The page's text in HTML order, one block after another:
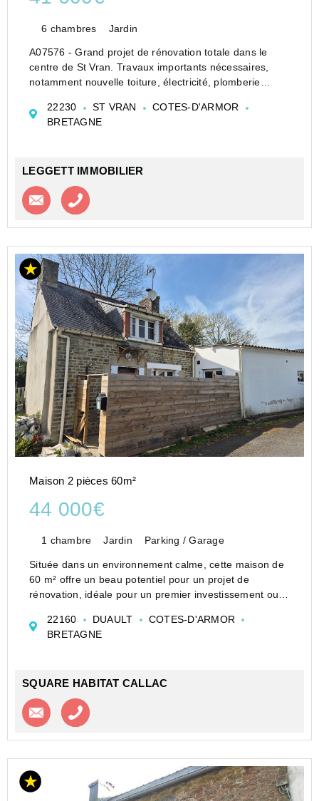
6 chambres Jardin
A07576 - Grand projet de rénovation totale dans le
centre de St Vran. Travaux importants nécessaires,
notamment nouvelle toiture, électricité, plomberie
grand potentiel pour faire une formidable ma...
22230 ST VRAN
COTES-D'ARMOR
BRETAGNE
LEGGETT IMMOBILIER
Contacter l'agence
Maison 2 pièces 60m²
44 000€
1 chambre Jardin Parking / Garage
Située dans un environnement calme, cette maison de
60 m² offre un beau potentiel pour un projet de
rénovation, idéale pour un premier investissement ou
Elle se compose comme suit :
Au rez-de-chaussée : un séjour, un espace cuis...
22160 DUAULT
COTES-D'ARMOR
BRETAGNE
SQUARE HABITAT CALLAC
Contacter l'agence